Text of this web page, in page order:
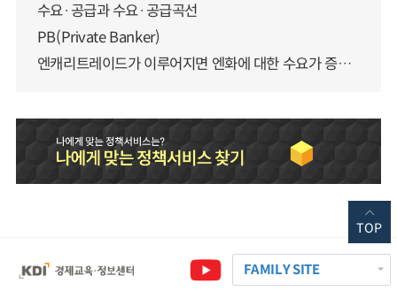
수요·공급과 수요·공급곡선
PB(Private Banker)
엔캐리트레이드가 이루어지면 엔화에 대한 수요가 증가하지 않나요?
FAMILY SITE
TOP